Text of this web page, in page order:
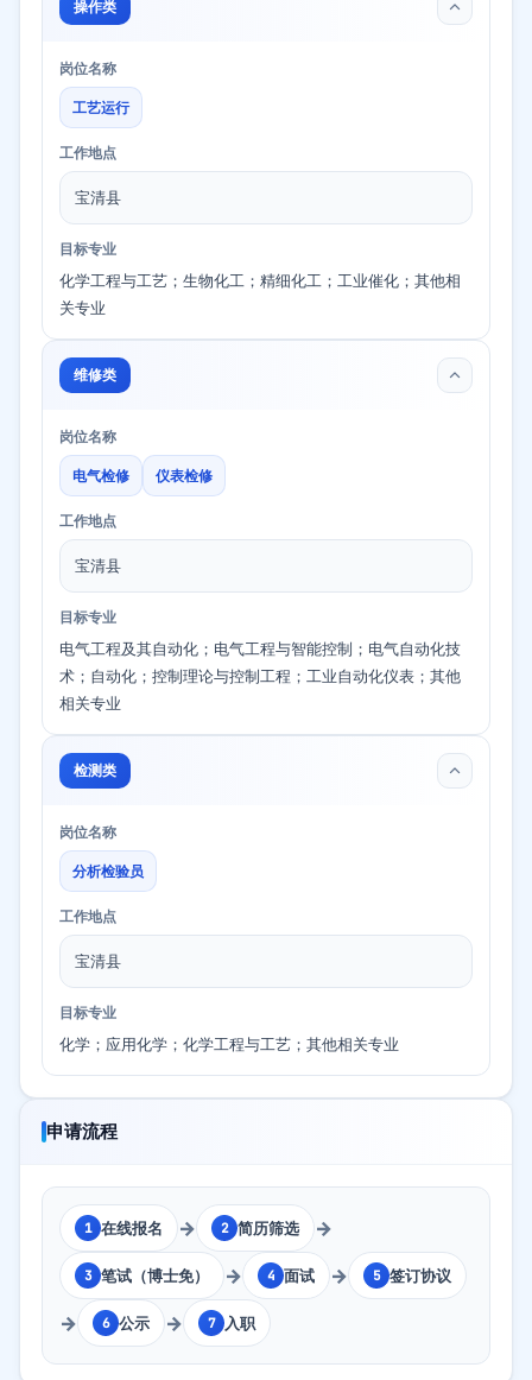
操作类
岗位名称
工艺运行
工作地点
宝清县
目标专业
化学工程与工艺；生物化工；精细化工；工业催化；其他相
关专业
维修类
岗位名称
电气检修 仪表检修
工作地点
宝清县
目标专业
电气工程及其自动化；电气工程与智能控制；电气自动化技
术；自动化；控制理论与控制工程；工业自动化仪表；其他
相关专业
检测类
岗位名称
分析检验员
工作地点
宝清县
目标专业
化学；应用化学；化学工程与工艺；其他相关专业
申请流程
1 在线报名 → 2 简历筛选 →
3 笔试（博士免） → 4 面试 → 5 签订协议
→ 6 公示 → 7 入职